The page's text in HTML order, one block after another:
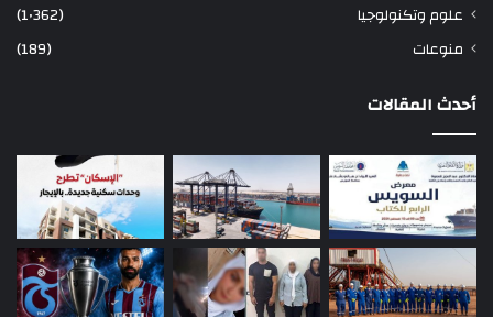
علوم وتكنولوجيا
(1٬362)
منوعات
(189)
أحدث المقالات